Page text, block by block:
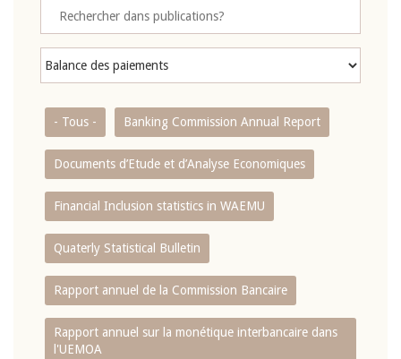
- Tous - Banking Commission Annual Report
Documents d’Etude et d’Analyse Economiques
Financial Inclusion statistics in WAEMU
Quaterly Statistical Bulletin
Rapport annuel de la Commission Bancaire
Rapport annuel sur la monétique interbancaire dans
l'UEMOA